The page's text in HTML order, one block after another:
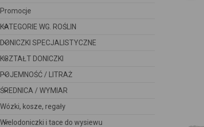
Promocje
KATEGORIE WG. ROŚLIN
DONICZKI SPECJALISTYCZNE
KSZTAŁT DONICZKI
POJEMNOŚĆ / LITRAŻ
ŚREDNICA / WYMIAR
Wózki, kosze, regały
Wielodoniczki i tace do wysiewu